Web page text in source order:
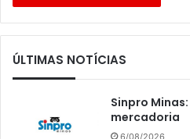
ÚLTIMAS NOTÍCIAS
Sinpro
mercadoria
6/08/2026